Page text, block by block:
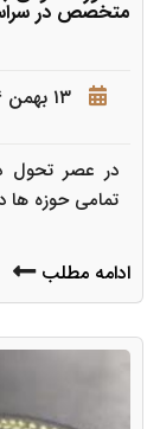
متخصص در
۱۳ بهمن ۱۴۰۴
در عصر تحول
تمامی حوزه ها
ادامه مطلب